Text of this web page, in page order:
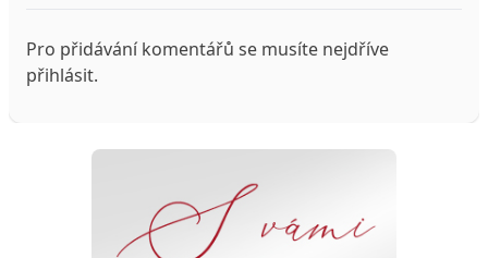
Pro přidávání komentářů se musíte nejdříve
přihlásit.